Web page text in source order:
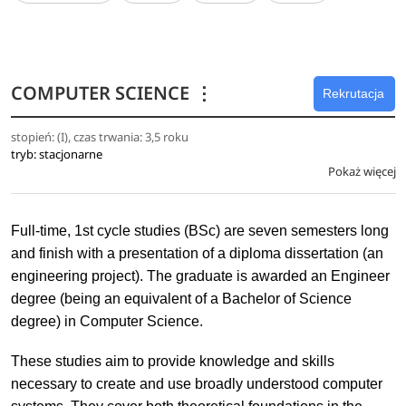
narzędzia do projektowania algorytmów
przetwarzania obrazu,
zaprojektować, skonstruować i uruchomić
specjalizowane urządzenie automatyki dedykowane
układów sterowania, zbudowanego oprogramowania
oraz – w przypadku wykrycia błędów – przeprowadzić
ich diagnozę,
skonfigurować i zaprogramować działanie robota
przemysłowego,
językami programowania wysokiego i niskiego
poziomu, językami opisu sprzętu oraz odpowiednimi
COMPUTER SCIENCE ⋮ Rekrutacja
stopień: (I), czas trwania: 3,5 roku
tryb: stacjonarne
Pokaż więcej
Full-time, 1st cycle studies (BSc) are seven semesters long
and finish with a presentation of a diploma dissertation (an
engineering project). The graduate is awarded an Engineer
degree (being an equivalent of a Bachelor of Science
degree) in Computer Science.
These studies aim to provide knowledge and skills
necessary to create and use broadly understood computer